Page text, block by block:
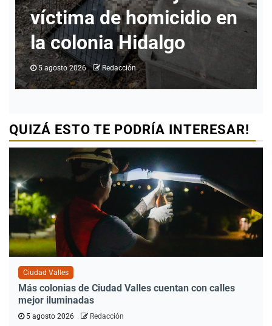
ciudadanos y revisión de
programas
5 agosto 2026 Redacción
QUIZÁ ESTO TE PODRÍA INTERESAR!
Ciudad Valles
Más colonias de Ciudad Valles cuentan con calles
mejor iluminadas
5 agosto 2026 Redacción